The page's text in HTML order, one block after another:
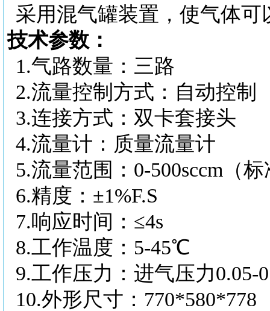
采用混气罐装置，使气体
技术参数：
1.气路数量：三路
2.流量控制方式：自动控制
3.连接方式：双卡套接头
4.流量计：质量流量计
5.流量范围： 0-500sccm（
6.精度： ±1%F.S
7.响应时间： ≤4s
8.工作温度： 5-45℃
9.工作压力：进气压力0.05-
10.外形尺寸： 770*580*778